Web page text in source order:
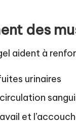
des
aident à
urinaires
et